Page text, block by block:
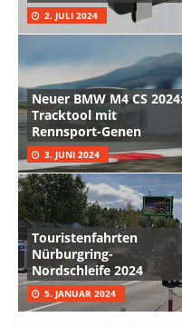
2. JULI 2024
Neuer BMW M4 CS 2024:
Tracktool mit
Rennsport-Genen
3. JUNI 2024
Touristenfahrten
Nürburgring-
Nordschleife 2024
5. JANUAR 2024